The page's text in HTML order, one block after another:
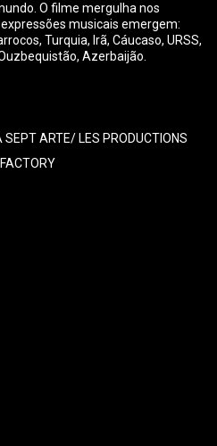
O filme mergulha nos
musicais emergem:
Turquia, Irã, Cáucaso, URSS,
Azerbaijão.
ARTE/ LES PRODUCTIONS